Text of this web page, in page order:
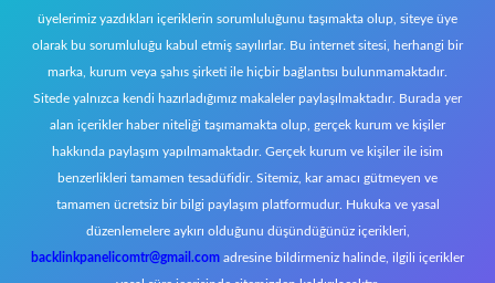
üyelerimiz yazdıkları içeriklerin sorumluluğunu taşımakta olup, siteye üye
olarak bu sorumluluğu kabul etmiş sayılırlar. Bu internet sitesi, herhangi bir
marka, kurum veya şahıs şirketi ile hiçbir bağlantısı bulunmamaktadır.
Sitede yalnızca kendi hazırladığımız makaleler paylaşılmaktadır. Burada yer
alan içerikler haber niteliği taşımamakta olup, gerçek kurum ve kişiler
hakkında paylaşım yapılmamaktadır. Gerçek kurum ve kişiler ile isim
benzerlikleri tamamen tesadüfidir. Sitemiz, kar amacı gütmeyen ve
tamamen ücretsiz bir bilgi paylaşım platformudur. Hukuka ve yasal
düzenlemelere aykırı olduğunu düşündüğünüz içerikleri,
backlinkpanelicomtr@gmail.com adresine bildirmeniz halinde, ilgili içerikler